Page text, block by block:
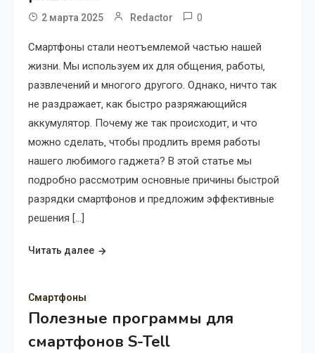
2 марта 2025 Redactor 0
Смартфоны стали неотъемлемой частью нашей
жизни. Мы используем их для общения‚ работы‚
развлечений и многого другого. Однако‚ ничто так
не раздражает‚ как быстро разряжающийся
аккумулятор. Почему же так происходит‚ и что
можно сделать‚ чтобы продлить время работы
нашего любимого гаджета? В этой статье мы
подробно рассмотрим основные причины быстрой
разрядки смартфонов и предложим эффективные
решения […]
Читать далее
Смартфоны
Полезные программы для
смартфонов S-Tell